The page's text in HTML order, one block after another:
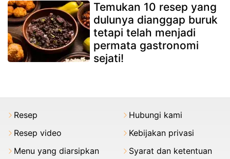
Temukan 10 resep yang
dulunya dianggap buruk
tetapi telah menjadi
permata gastronomi
sejati!
Resep
Resep video
Menu yang diarsipkan
Hubungi kami
Kebijakan privasi
Syarat dan ketentuan